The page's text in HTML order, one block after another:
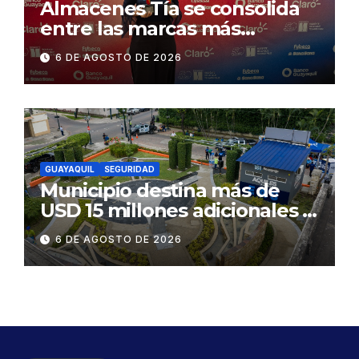
Almacenes Tía se consolida
entre las marcas más
influyentes del Ecuador
6 DE AGOSTO DE 2026
GUAYAQUIL SEGURIDAD
Municipio destina más de
USD 15 millones adicionales a
SEGURA EP para fortalecer la
seguridad ciudadana
6 DE AGOSTO DE 2026